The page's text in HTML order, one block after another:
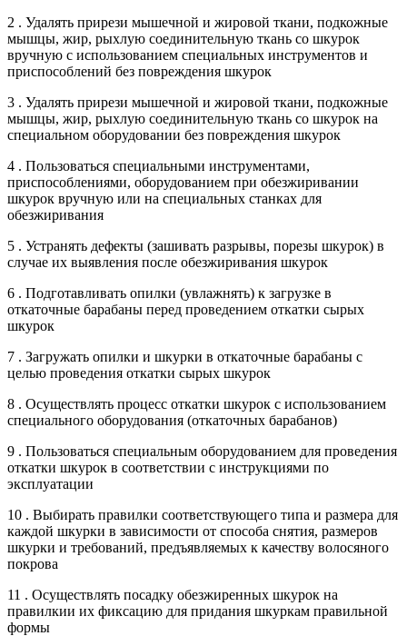
2 . Удалять прирези мышечной и жировой ткани, подкожные
мышцы, жир, рыхлую соединительную ткань со шкурок
вручную с использованием специальных инструментов и
приспособлений без повреждения шкурок
3 . Удалять прирези мышечной и жировой ткани, подкожные
мышцы, жир, рыхлую соединительную ткань со шкурок на
специальном оборудовании без повреждения шкурок
4 . Пользоваться специальными инструментами,
приспособлениями, оборудованием при обезжиривании
шкурок вручную или на специальных станках для
обезжиривания
5 . Устранять дефекты (зашивать разрывы, порезы шкурок) в
случае их выявления после обезжиривания шкурок
6 . Подготавливать опилки (увлажнять) к загрузке в
откаточные барабаны перед проведением откатки сырых
шкурок
7 . Загружать опилки и шкурки в откаточные барабаны с
целью проведения откатки сырых шкурок
8 . Осуществлять процесс откатки шкурок с использованием
специального оборудования (откаточных барабанов)
9 . Пользоваться специальным оборудованием для проведения
откатки шкурок в соответствии с инструкциями по
эксплуатации
10 . Выбирать правилки соответствующего типа и размера для
каждой шкурки в зависимости от способа снятия, размеров
шкурки и требований, предъявляемых к качеству волосяного
покрова
11 . Осуществлять посадку обезжиренных шкурок на
правилкии их фиксацию для придания шкуркам правильной
формы